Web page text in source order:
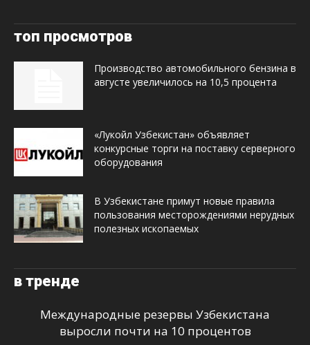
топ просмотров
Производство автомобильного бензина в
августе увеличилось на 10,5 процента
«Лукойл Узбекистан» объявляет
конкурсные торги на поставку серверного
оборудования
В Узбекистане примут новые правила
пользования месторождениями нерудных
полезных ископаемых
в тренде
Международные резервы Узбекистана
выросли почти на 10 процентов